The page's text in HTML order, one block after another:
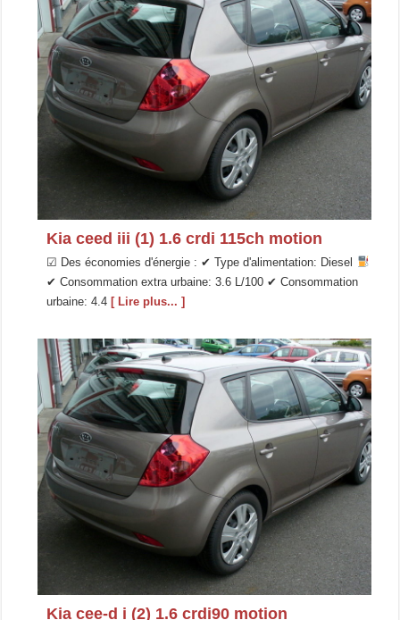
Kia ceed iii (1) 1.6 crdi 115ch motion
☑ Des économies d'énergie : ✔ Type d'alimentation: Diesel
✔ Consommation extra urbaine: 3.6 L/100 ✔ Consommation
urbaine: 4.4[ Lire plus... ]
Kia cee-d i (2) 1.6 crdi90 motion